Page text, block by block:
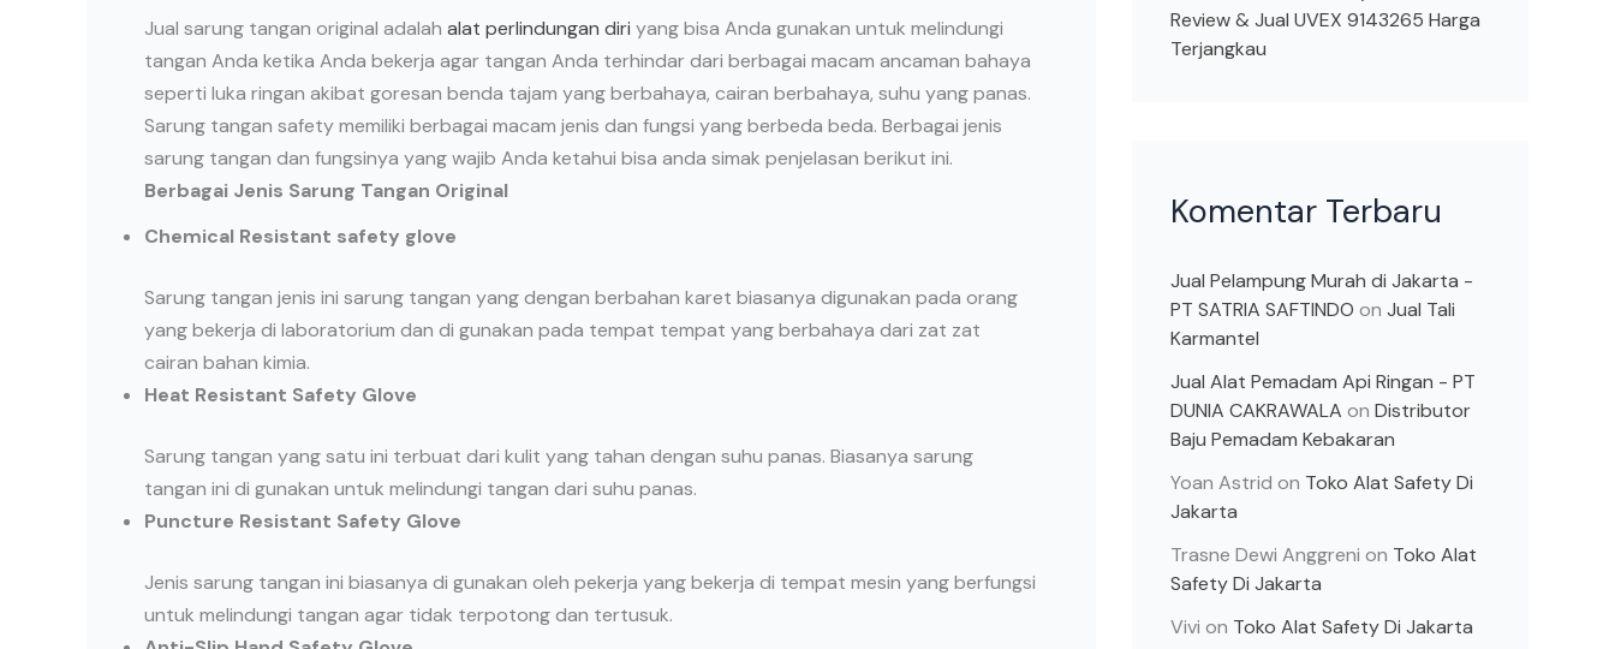
Jual sarung tangan original adalah alat perlindungan diri yang bisa Anda gunakan untuk melindungi
tangan Anda ketika Anda bekerja agar tangan Anda terhindar dari berbagai macam ancaman bahaya
seperti luka ringan akibat goresan benda tajam yang berbahaya, cairan berbahaya, suhu yang panas.
Sarung tangan safety memiliki berbagai macam jenis dan fungsi yang berbeda beda. Berbagai jenis
sarung tangan dan fungsinya yang wajib Anda ketahui bisa anda simak penjelasan berikut ini.
Berbagai Jenis Sarung Tangan Original
Chemical Resistant safety glove
Sarung tangan jenis ini sarung tangan yang dengan berbahan karet biasanya digunakan pada orang
yang bekerja di laboratorium dan di gunakan pada tempat tempat yang berbahaya dari zat zat
cairan bahan kimia.
Heat Resistant Safety Glove
Sarung tangan yang satu ini terbuat dari kulit yang tahan dengan suhu panas. Biasanya sarung
tangan ini di gunakan untuk melindungi tangan dari suhu panas.
Puncture Resistant Safety Glove
Jenis sarung tangan ini biasanya di gunakan oleh pekerja yang bekerja di tempat mesin yang berfungsi
untuk melindungi tangan agar tidak terpotong dan tertusuk.
Review & Jual UVEX 9143265 Harga
Terjangkau
Komentar Terbaru
Jual Pelampung Murah di Jakarta -
PT SATRIA SAFTINDO on Jual Tali
Karmantel
Jual Alat Pemadam Api Ringan - PT
DUNIA CAKRAWALA on Distributor
Baju Pemadam Kebakaran
Yoan Astrid on Toko Alat Safety Di
Jakarta
Trasne Dewi Anggreni on Toko Alat
Safety Di Jakarta
Vivi on Toko Alat Safety Di Jakarta